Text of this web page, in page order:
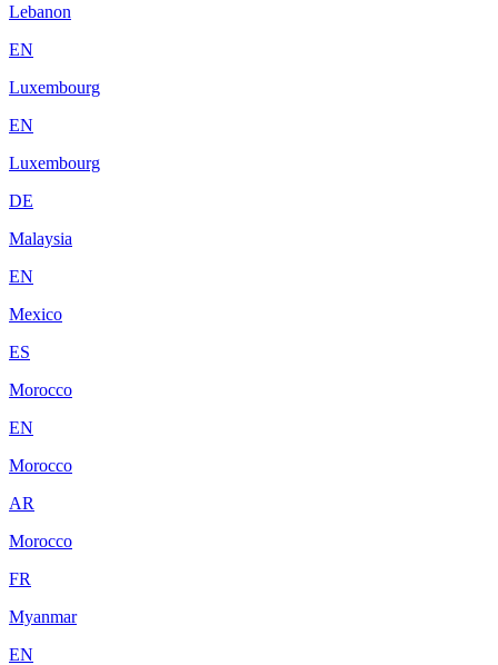
Lebanon
EN
Luxembourg
EN
Luxembourg
DE
Malaysia
EN
Mexico
ES
Morocco
EN
Morocco
AR
Morocco
FR
Myanmar
EN